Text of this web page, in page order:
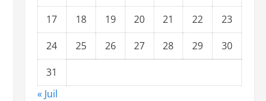
17
18 19 20 21 22
23
24
25 26 27 28 29
30
31
« Juil